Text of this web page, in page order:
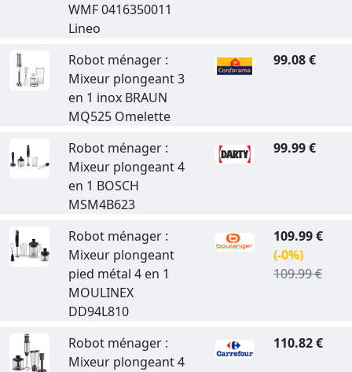
WMF 0416350011
Lineo
Robot ménager :
Mixeur plongeant 3
en 1 inox BRAUN
MQ525 Omelette
99.08 €
Robot ménager :
Mixeur plongeant 4
en 1 BOSCH
MSM4B623
99.99 €
Robot ménager :
Mixeur plongeant
pied métal 4 en 1
MOULINEX
DD94L810
109.99 €
(-0%)
109.99 €
Robot ménager :
Mixeur plongeant 4
110.82 €